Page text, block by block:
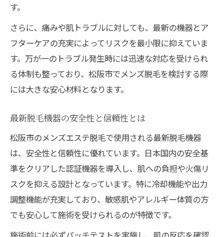
す。
さらに、痛みや肌トラブルに対しても、最新の機器とア
フターケアの充実によってリスクを最小限に抑えていま
す。万が一のトラブル発生時には迅速な対応を受けられ
る体制も整っており、松阪市でメンズ脱毛を検討する際
には大きな安心材料となります。
最新脱毛機器の安全性と信頼性とは
松阪市のメンズエステ脱毛で使用される最新脱毛機器
は、安全性と信頼性に優れています。日本国内の安全基
準をクリアした認証機器を導入し、肌への負担や火傷リ
スクを抑える設計となっています。特に冷却機能や出力
調整機能が充実しており、敏感肌やアレルギー体質の方
でも安心して施術を受けられるのが特徴です。